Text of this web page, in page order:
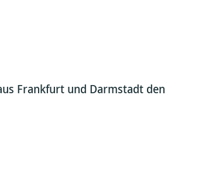
Frankfurt und Darmstadt den